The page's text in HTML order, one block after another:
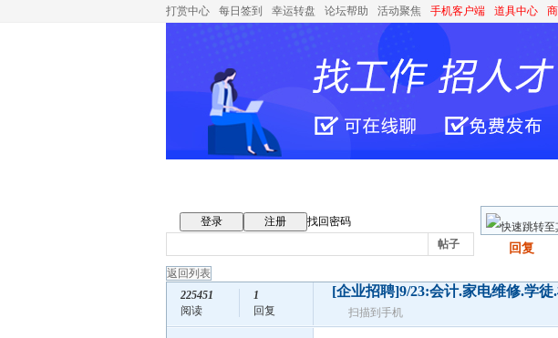
打赏中心 每日签到 幸运转盘 论坛帮助 活动聚焦 手机客户端 道具中心
登录 注册
找回密码
帖子
回复
返回列表
225451
阅读
1
回复
[企业招聘]9/23:会计.家电维修.学
扫描到手机